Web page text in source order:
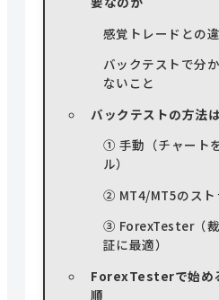
感覚トレードとの
バックテストで分
ないこと
バックテストの方法
① 手動（チャート
ル）
② MT4/MT5のスト
③ ForexTester（
証に最適）
ForexTesterで始め
順